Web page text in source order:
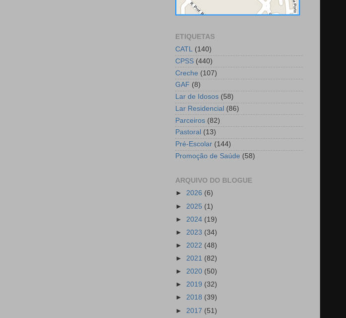
ETIQUETAS
CATL (140)
CPSS (440)
Creche (107)
GAF (8)
Lar de Idosos (58)
Lar Residencial (86)
Parceiros (82)
Pastoral (13)
Pré-Escolar (144)
Promoção de Saúde (58)
ARQUIVO DO BLOGUE
► 2026 (6)
► 2025 (1)
► 2024 (19)
► 2023 (34)
► 2022 (48)
► 2021 (82)
► 2020 (50)
► 2019 (32)
► 2018 (39)
► 2017 (51)